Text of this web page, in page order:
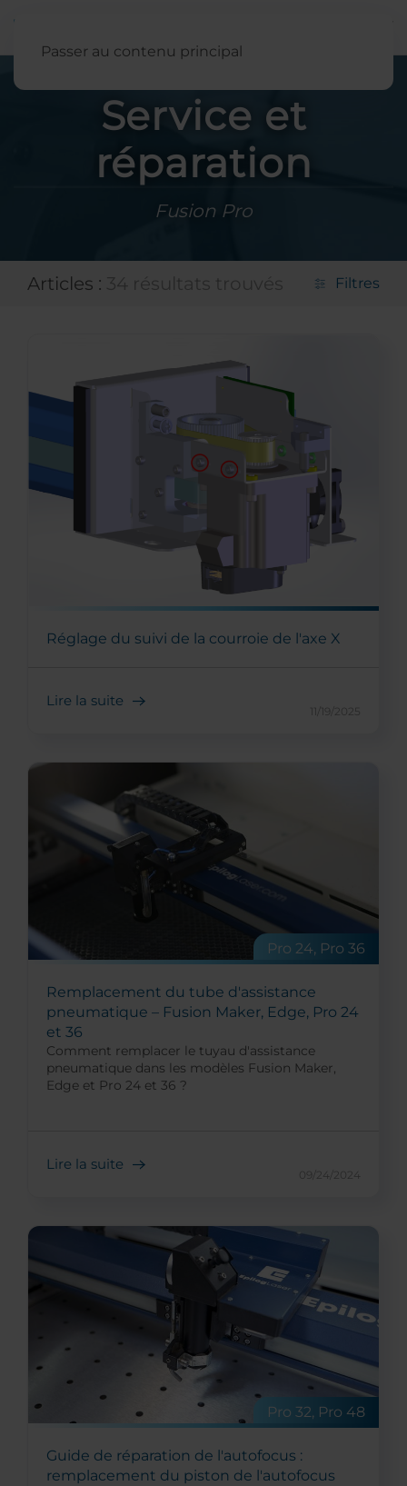
Passer au contenu principal
Service et
réparation
Fusion Pro
Articles : Filtres
Réglage du suivi de la courroie de l'axe X
Lire la suite
11/19/2025
Pro 24, Pro 36
Remplacement du tube d'assistance
pneumatique – Fusion Maker, Edge, Pro 24
et 36
Comment remplacer le tuyau d'assistance
pneumatique dans les modèles Fusion Maker,
Edge et Pro 24 et 36 ?
Lire la suite
09/24/2024
Pro 32, Pro 48
Guide de réparation de l'autofocus :
remplacement du piston de l'autofocus